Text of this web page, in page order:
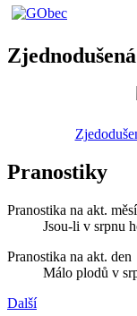
Pranostiky
Pranostika na akt.
Jsou-li v srpnu
Pranostika na akt. den
Málo plodů v
Další